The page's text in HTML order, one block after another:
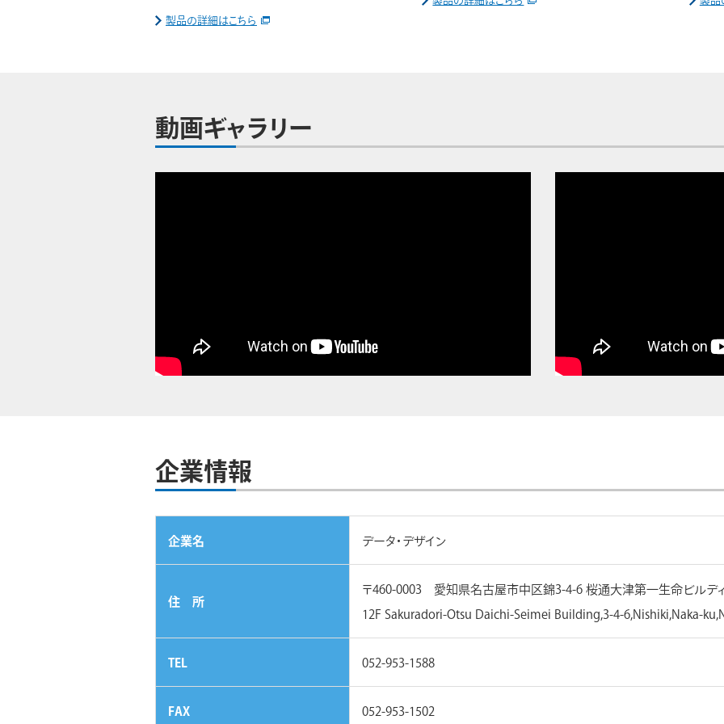
製品の詳細はこちら
動画ギャラリー
企業情報
企業名 データ・デザイン
住 所
〒460-0003 愛知県名古屋市中区錦3-4-6 桜通大津第一生命ビルデ
12F Sakuradori-Otsu Daichi-Seimei Building,3-4-6,Nishiki,Naka-
TEL 052-953-1588
FAX 052-953-1502